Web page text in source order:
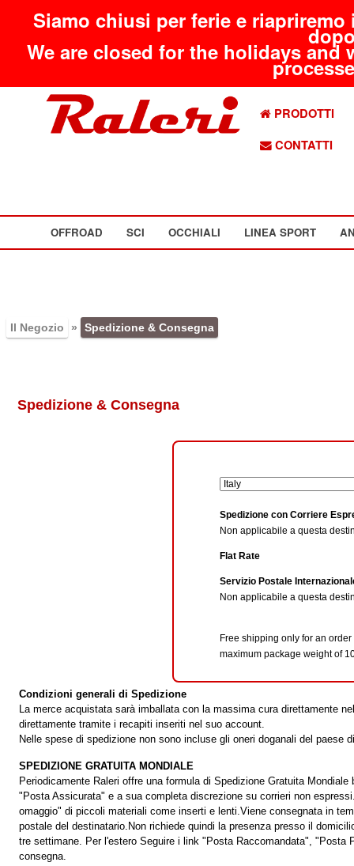
Siamo chiusi per ferie e
We are closed for the holidays
PRODOTTI
CONTATTI
OFFROAD SCI OCCHIALI LINEA SPORT
Il Negozio » Spedizione & Consegna
Spedizione & Consegna
Spedizione con Corriere
Non applicabile a questa
Flat Rate
Servizio Postale
Non applicabile a questa
Free shipping only for an
maximum package weight of
Condizioni generali di Spedizione
La merce acquistata sarà imballata con la massima cura direttamente
direttamente tramite i recapiti inseriti nel suo account.
Nelle spese di spedizione non sono incluse gli oneri doganali del paese
SPEDIZIONE GRATUITA MONDIALE
Periodicamente Raleri offre una formula di Spedizione Gratuita
"Posta Assicurata" e a sua completa discrezione su corrieri non
omaggio" di piccoli materiali come inserti e lenti.Viene consegnata in
postale del destinatario.Non richiede quindi la presenza presso il
tre settimane. Per l'estero Seguire i link "Posta Raccomandata",
consegna.